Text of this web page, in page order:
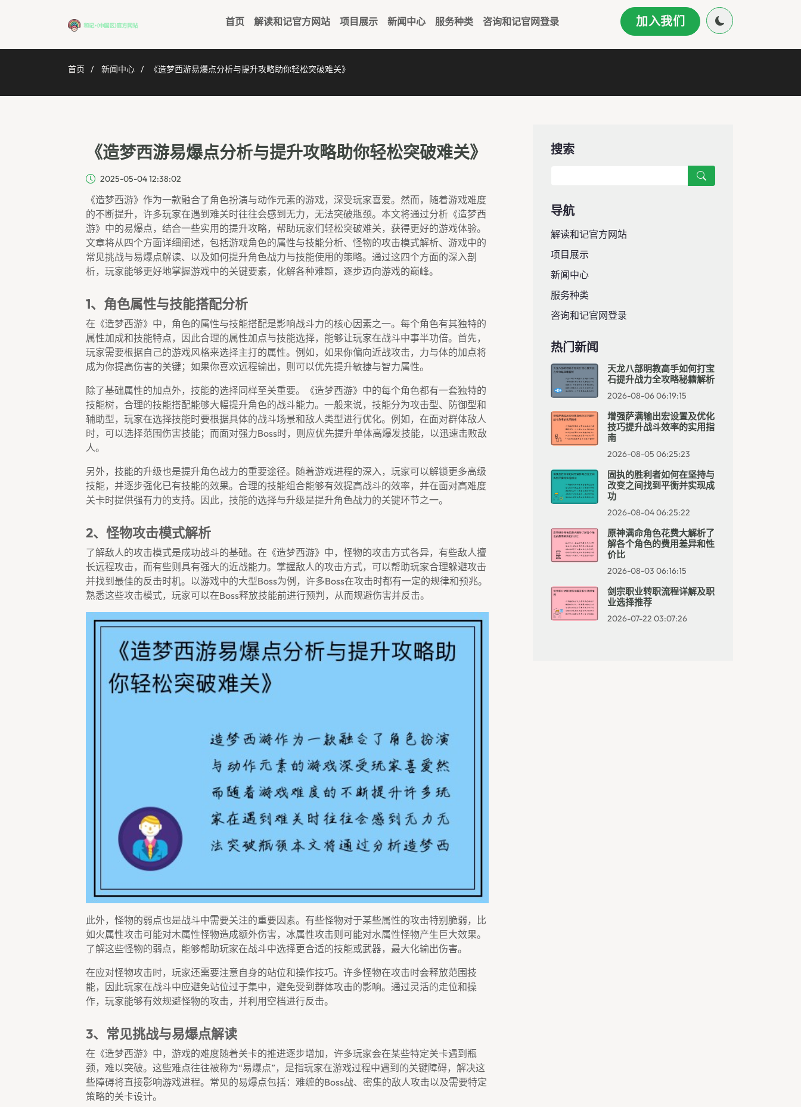
首页 解读和记官方网站 项目展示 新闻中心 服务种类 咨询和记官网登录 加入我们
首页 新闻中心 《造梦西游易爆点分析与提升攻略助你轻松突破难关》
《造梦西游易爆点分析与提升攻略助你轻松突破难关》
2025-05-04 12:38:02
《造梦西游》作为一款融合了角色扮演与动作元素的游戏，深受玩家喜爱。然而，随着游戏难度
的不断提升，许多玩家在遇到难关时往往会感到无力，无法突破瓶颈。本文将通过分析《造梦西
游》中的易爆点，结合一些实用的提升攻略，帮助玩家们轻松突破难关，获得更好的游戏体验。
文章将从四个方面详细阐述，包括游戏角色的属性与技能分析、怪物的攻击模式解析、游戏中的
常见挑战与易爆点解读、以及如何提升角色战力与技能使用的策略。通过这四个方面的深入剖
析，玩家能够更好地掌握游戏中的关键要素，化解各种难题，逐步迈向游戏的巅峰。
1、角色属性与技能搭配分析
在《造梦西游》中，角色的属性与技能搭配是影响战斗力的核心因素之一。每个角色有其独特的
属性加成和技能特点，因此合理的属性加点与技能选择，能够让玩家在战斗中事半功倍。首先，
玩家需要根据自己的游戏风格来选择主打的属性。例如，如果你偏向近战攻击，力与体的加点将
成为你提高伤害的关键；如果你喜欢远程输出，则可以优先提升敏捷与智力属性。
除了基础属性的加点外，技能的选择同样至关重要。《造梦西游》中的每个角色都有一套独特的
技能树，合理的技能搭配能够大幅提升角色的战斗能力。一般来说，技能分为攻击型、防御型和
辅助型，玩家在选择技能时要根据具体的战斗场景和敌人类型进行优化。例如，在面对群体敌人
时，可以选择范围伤害技能；而面对强力boss时，则应优先提升单体高爆发技能，以迅速击败敌
人。
另外，技能的升级也是提升角色战力的重要途径。随着游戏进程的深入，玩家可以解锁更多高级
技能，并逐步强化已有技能的效果。合理的技能组合能够有效提高战斗的效率，并在面对高难度
关卡时提供强有力的支持。因此，技能的选择与升级是提升角色战力的关键环节之一。
2、怪物攻击模式解析
了解敌人的攻击模式是成功战斗的基础。在《造梦西游》中，怪物的攻击方式各异，有些敌人擅
长远程攻击，而有些则具有强大的近战能力。掌握敌人的攻击方式，可以帮助玩家合理躲避攻击
并找到最佳的反击时机。以游戏中的大型boss为例，许多boss在攻击时都有一定的规律和预兆。
熟悉这些攻击模式，玩家可以在boss释放技能前进行预判，从而规避伤害并反击。
此外，怪物的弱点也是战斗中需要关注的重要因素。有些怪物对于某些属性的攻击特别脆弱，比
如火属性攻击可能对木属性怪物造成额外伤害，冰属性攻击则可能对水属性怪物产生巨大效果。
了解这些怪物的弱点，能够帮助玩家在战斗中选择更合适的技能或武器，最大化输出伤害。
在应对怪物攻击时，玩家还需要注意自身的站位和操作技巧。许多怪物在攻击时会释放范围技
能，因此玩家在战斗中应避免站位过于集中，避免受到群体攻击的影响。通过灵活的走位和操
作，玩家能够有效规避怪物的攻击，并利用空档进行反击。
3、常见挑战与易爆点解读
在《造梦西游》中，游戏的难度随着关卡的推进逐步增加，许多玩家会在某些特定关卡遇到瓶
颈，难以突破。这些难点往往被称为“易爆点”，是指玩家在游戏过程中遇到的关键障碍，解决这
些障碍将直接影响游戏进程。常见的易爆点包括：难缠的boss战、密集的敌人攻击以及需要特定
策略的关卡设计。
搜索
导航
解读和记官方网站
项目展示
新闻中心
服务种类
咨询和记官网登录
热门新闻
天龙八部明教高手如何打宝
石提升战力全攻略秘籍解析
2026-08-06 06:19:15
增强萨满输出宏设置及优化
技巧提升战斗效率的实用指
南
2026-08-05 06:25:23
固执的胜利者如何在坚持与
改变之间找到平衡并实现成
功
2026-08-04 06:25:22
原神满命角色花费大解析了
解各个角色的费用差异和性
价比
2026-08-03 06:16:15
剑宗职业转职流程详解及职
业选择推荐
2026-07-22 03:07:26